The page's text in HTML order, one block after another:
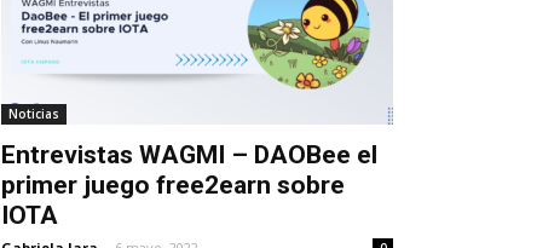
Noticias
Entrevistas WAGMI – DAOBee el
primer juego free2earn sobre
IOTA